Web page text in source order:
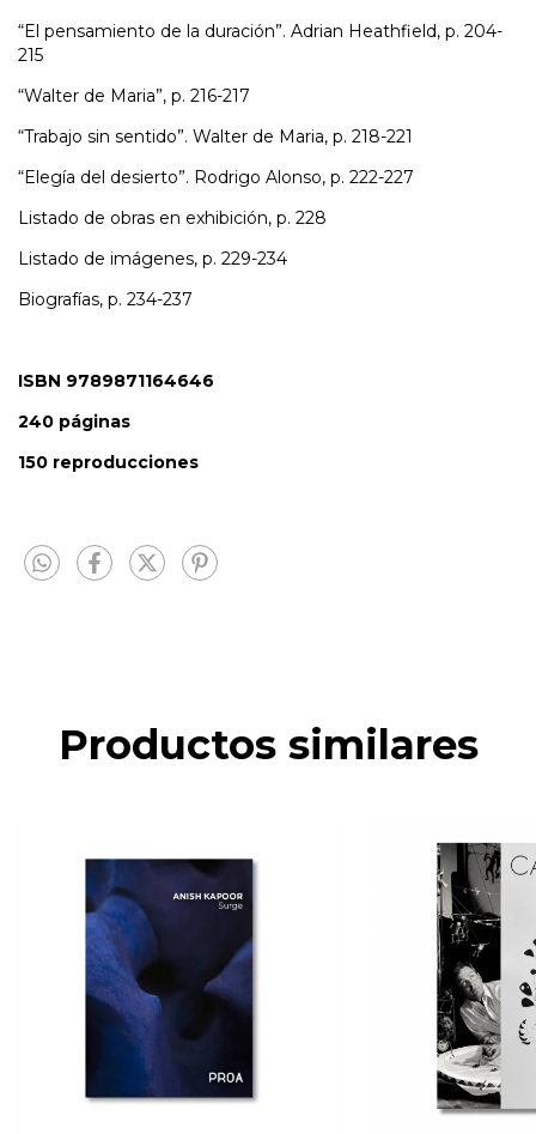
“El pensamiento de la duración”. Adrian Heathfield, p. 204-
215
“Walter de Maria”, p. 216-217
“Trabajo sin sentido”. Walter de Maria, p. 218-221
“Elegía del desierto”. Rodrigo Alonso, p. 222-227
Listado de obras en exhibición, p. 228
Listado de imágenes, p. 229-234
Biografías, p. 234-237
ISBN 9789871164646
240 páginas
150 reproducciones
Productos similares